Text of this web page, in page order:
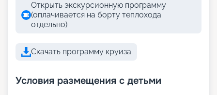
Открыть экскурсионную программу
(оплачивается на борту теплохода
отдельно)
Скачать программу круиза
Условия размещения с детьми